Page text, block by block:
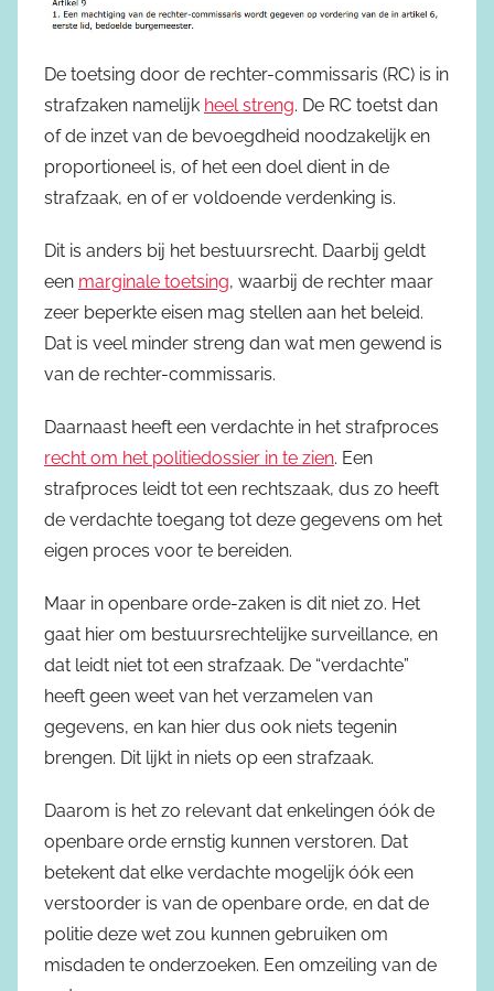
De toetsing door de rechter-commissaris (RC) is in
strafzaken namelijk heel streng. De RC toetst dan
of de inzet van de bevoegdheid noodzakelijk en
proportioneel is, of het een doel dient in de
strafzaak, en of er voldoende verdenking is.
Dit is anders bij het bestuursrecht. Daarbij geldt
een marginale toetsing, waarbij de rechter maar
zeer beperkte eisen mag stellen aan het beleid.
Dat is veel minder streng dan wat men gewend is
van de rechter-commissaris.
Daarnaast heeft een verdachte in het strafproces
recht om het politiedossier in te zien. Een
strafproces leidt tot een rechtszaak, dus zo heeft
de verdachte toegang tot deze gegevens om het
eigen proces voor te bereiden.
Maar in openbare orde-zaken is dit niet zo. Het
gaat hier om bestuursrechtelijke surveillance, en
dat leidt niet tot een strafzaak. De “verdachte”
heeft geen weet van het verzamelen van
gegevens, en kan hier dus ook niets tegenin
brengen. Dit lijkt in niets op een strafzaak.
Daarom is het zo relevant dat enkelingen óók de
openbare orde ernstig kunnen verstoren. Dat
betekent dat elke verdachte mogelijk óók een
verstoorder is van de openbare orde, en dat de
politie deze wet zou kunnen gebruiken om
misdaden te onderzoeken. Een omzeiling van de